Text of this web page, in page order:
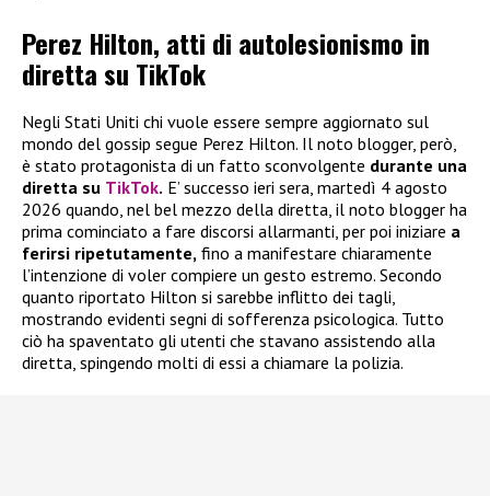
Perez Hilton, atti di autolesionismo in
diretta su TikTok
Negli Stati Uniti chi vuole essere sempre aggiornato sul
mondo del gossip segue Perez Hilton. Il noto blogger, però,
è stato protagonista di un fatto sconvolgente durante una
diretta su TikTok. E’ successo ieri sera, martedì 4 agosto
2026 quando, nel bel mezzo della diretta, il noto blogger ha
prima cominciato a fare discorsi allarmanti, per poi iniziare a
ferirsi ripetutamente, fino a manifestare chiaramente
l’intenzione di voler compiere un gesto estremo. Secondo
quanto riportato Hilton si sarebbe inflitto dei tagli,
mostrando evidenti segni di sofferenza psicologica. Tutto
ciò ha spaventato gli utenti che stavano assistendo alla
diretta, spingendo molti di essi a chiamare la polizia.